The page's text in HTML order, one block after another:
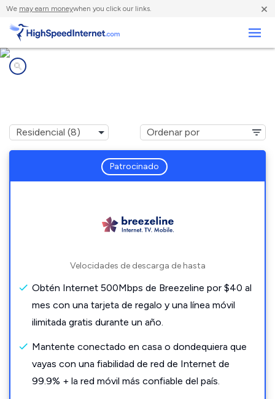
We may earn moneywhen you click our links. ×
Patrocinado
Velocidades de descarga de hasta
Obtén Internet 500Mbps de Breezeline por $40 al
mes con una tarjeta de regalo y una línea móvil
ilimitada gratis durante un año.
Mantente conectado en casa o dondequiera que
vayas con una fiabilidad de red de Internet de
99.9% + la red móvil más confiable del país.